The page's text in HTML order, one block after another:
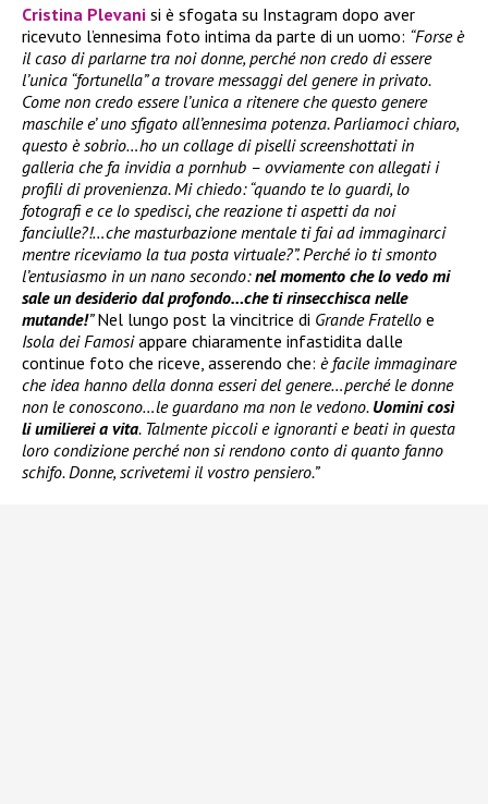
Cristina Plevani si è sfogata su Instagram dopo aver
ricevuto l’ennesima foto intima da parte di un uomo: “Forse è
il caso di parlarne tra noi donne, perché non credo di essere
l’unica “fortunella” a trovare messaggi del genere in privato.
Come non credo essere l’unica a ritenere che questo genere
maschile e’ uno sfigato all’ennesima potenza. Parliamoci chiaro,
questo è sobrio…ho un collage di piselli screenshottati in
galleria che fa invidia a pornhub – ovviamente con allegati i
profili di provenienza. Mi chiedo: “quando te lo guardi, lo
fotografi e ce lo spedisci, che reazione ti aspetti da noi
fanciulle?!…che masturbazione mentale ti fai ad immaginarci
mentre riceviamo la tua posta virtuale?”. Perché io ti smonto
l’entusiasmo in un nano secondo:nel momento che lo vedo mi
sale un desiderio dal profondo…che ti rinsecchisca nelle
mutande!”Nel lungo post la vincitrice di Grande Fratello e
Isola dei Famosiappare chiaramente infastidita dalle
continue foto che riceve, asserendo che: è facile immaginare
che idea hanno della donna esseri del genere…perché le donne
non le conoscono…le guardano ma non le vedono. Uomini così
li umilierei a vita. Talmente piccoli e ignoranti e beati in questa
loro condizione perché non si rendono conto di quanto fanno
schifo. Donne, scrivetemi il vostro pensiero.”